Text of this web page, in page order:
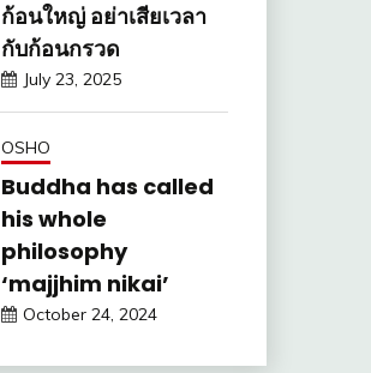
ก้อนใหญ่ อย่าเสียเวลา
กับก้อนกรวด
July 23, 2025
OSHO
Buddha has called
his whole
philosophy
‘majjhim nikai’
October 24, 2024